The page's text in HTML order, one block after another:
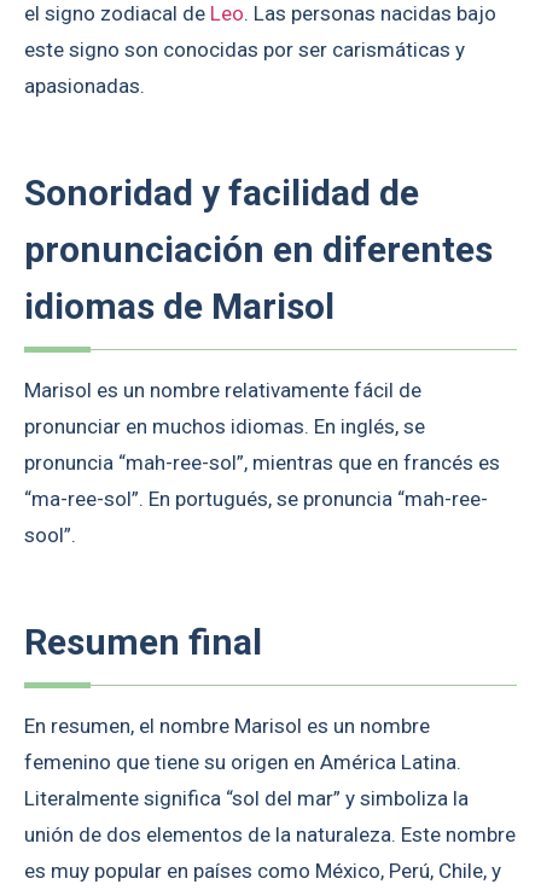
el signo zodiacal de Leo. Las personas nacidas bajo
este signo son conocidas por ser carismáticas y
apasionadas.
Sonoridad y facilidad de
pronunciación en diferentes
idiomas de Marisol
Marisol es un nombre relativamente fácil de
pronunciar en muchos idiomas. En inglés, se
pronuncia “mah-ree-sol”, mientras que en francés es
“ma-ree-sol”. En portugués, se pronuncia “mah-ree-
sool”.
Resumen final
En resumen, el nombre Marisol es un nombre
femenino que tiene su origen en América Latina.
Literalmente significa “sol del mar” y simboliza la
unión de dos elementos de la naturaleza. Este nombre
es muy popular en países como México, Perú, Chile, y